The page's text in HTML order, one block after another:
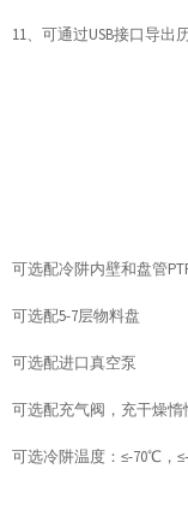
11、可通过USB接口导
可选配冷阱内壁和盘管
可选配5-7层物料盘
可选配进口真空泵
可选配充气阀，充干燥惰
可选冷阱温度：≤-70℃，